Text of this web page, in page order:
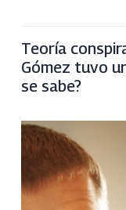
Teoría
Gómez tuvo
se sabe?